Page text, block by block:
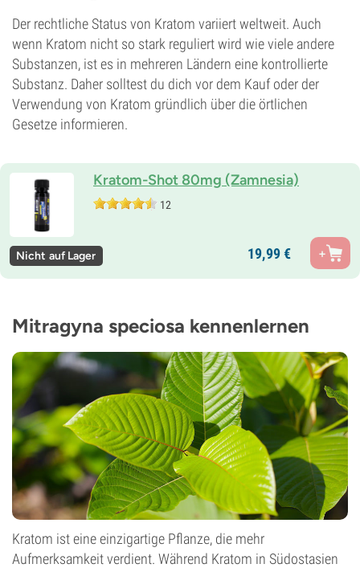
Der rechtliche Status von Kratom variiert weltweit. Auch
wenn Kratom nicht so stark reguliert wird wie viele andere
Substanzen, ist es in mehreren Ländern eine kontrollierte
Substanz. Daher solltest du dich vor dem Kauf oder der
Verwendung von Kratom gründlich über die örtlichen
Gesetze informieren.
Kratom-Shot 80mg (Zamnesia)
12
Nicht auf Lager 19,99€
Mitragyna speciosa kennenlernen
Kratom ist eine einzigartige Pflanze, die mehr
Aufmerksamkeit verdient. Während Kratom in Südostasien